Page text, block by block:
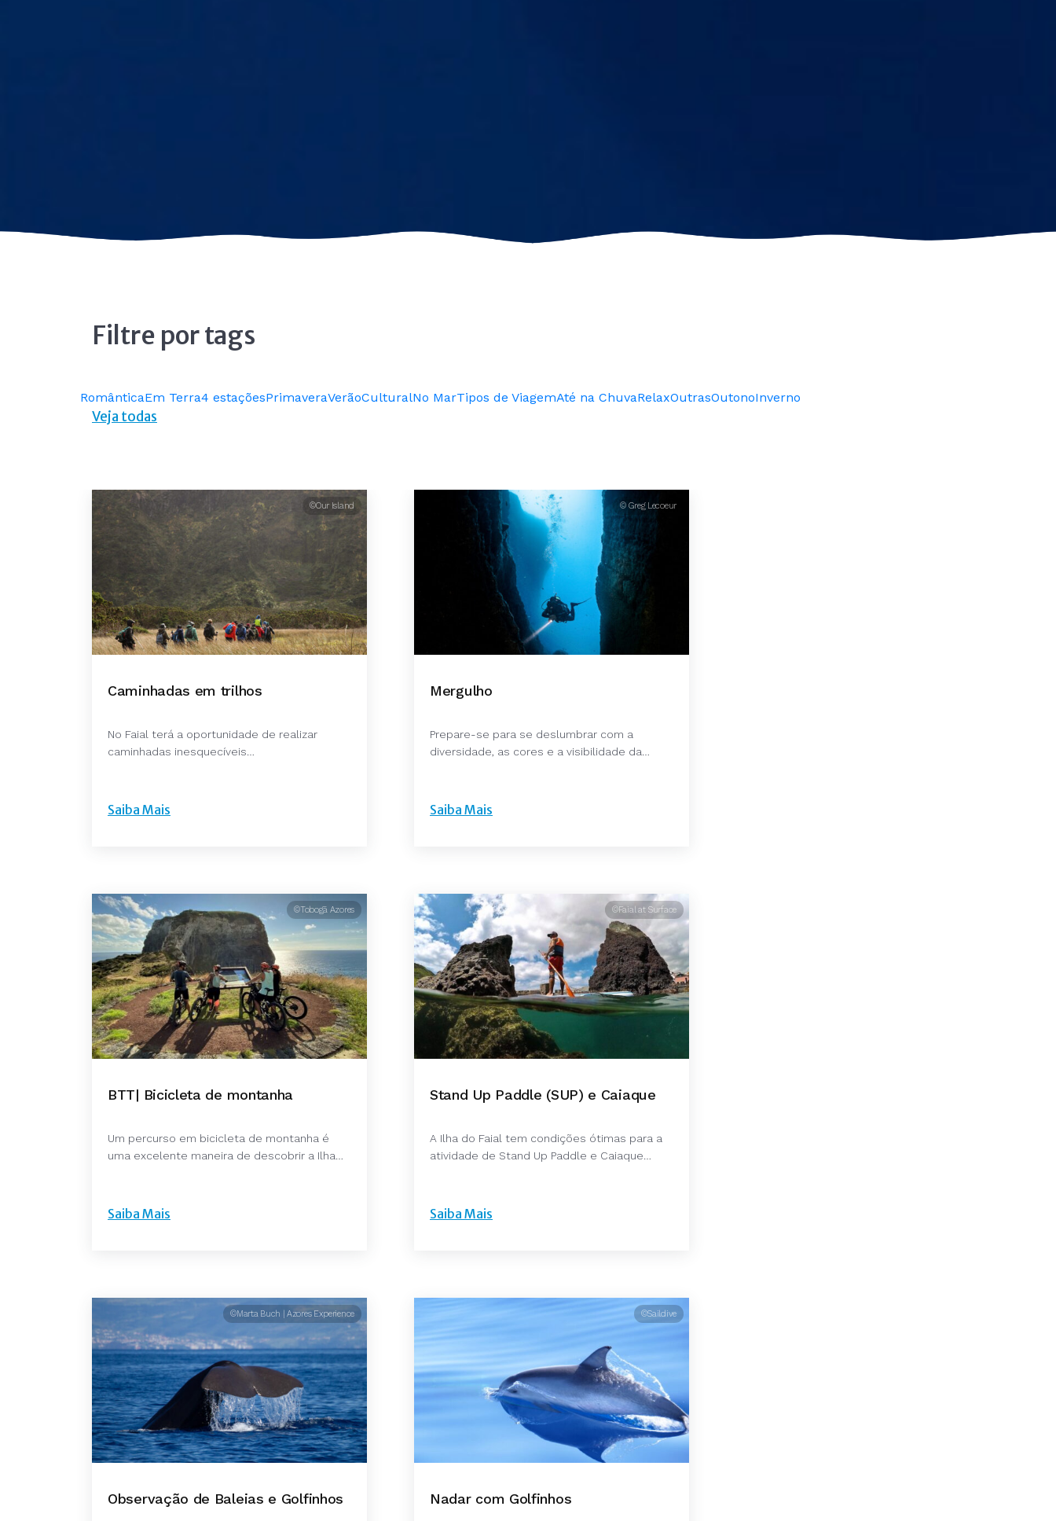
Filtre por tags
RomânticaEm Terra4 estaçõesPrimaveraVerãoCulturalNo MarTipos de ViagemAté na ChuvaRelaxOutrasOutonoInverno
Veja todas
©Our Island
Caminhadas em trilhos
No Faial terá a oportunidade de realizar
caminhadas inesquecíveis…
Saiba Mais
© Greg Lecoeur
Mergulho
Prepare-se para se deslumbrar com a
diversidade, as cores e a visibilidade da…
Saiba Mais
©Tobogã Azores
BTT| Bicicleta de montanha
Um percurso em bicicleta de montanha é
uma excelente maneira de descobrir a Ilha…
Saiba Mais
©Faial at Surface
Stand Up Paddle (SUP) e Caiaque
A Ilha do Faial tem condições ótimas para a
atividade de Stand Up Paddle e Caiaque…
Saiba Mais
©Marta Buch | Azores Experience
Observação de Baleias e Golfinhos
©Saildive
Nadar com Golfinhos